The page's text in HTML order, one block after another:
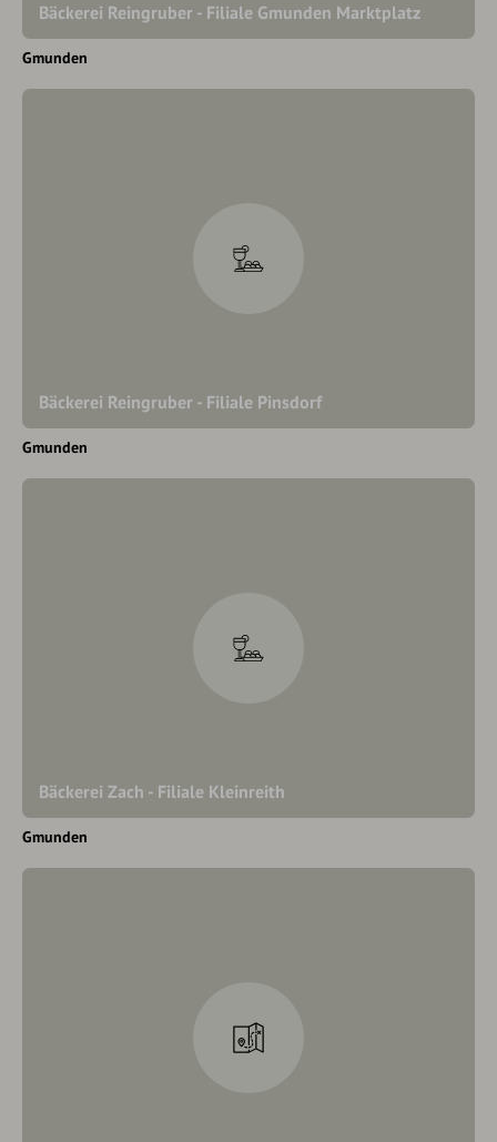
Bäckerei Reingruber - Filiale Gmunden Marktplatz
Gmunden
Bäckerei Reingruber - Filiale Pinsdorf
Gmunden
Bäckerei Zach - Filiale Kleinreith
Gmunden